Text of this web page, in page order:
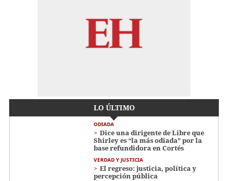
LO ÚLTIMO
ODIADA
Dice una dirigente de Libre que
Shirley es “la más odiada” por la
base refundidora en Cortés
VERDAD Y JUSTICIA
El regreso: justicia, política y
percepción pública